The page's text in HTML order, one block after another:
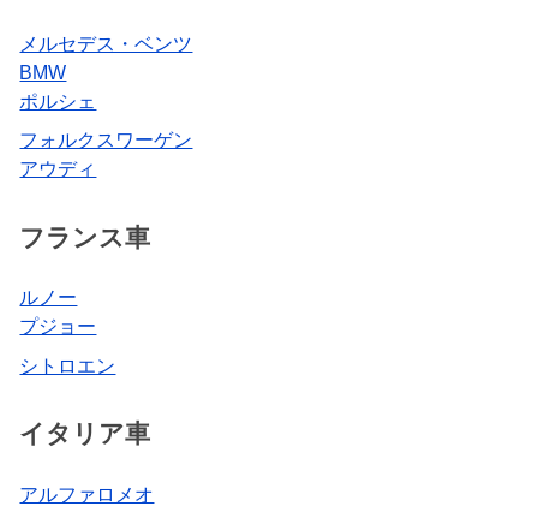
メルセデス・ベンツ
BMW
ポルシェ
フォルクスワーゲン
アウディ
フランス車
ルノー
プジョー
シトロエン
イタリア車
アルファロメオ